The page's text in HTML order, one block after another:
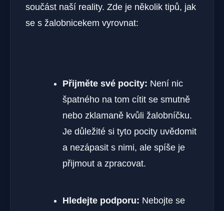
součást naší reality. Zde je několik tipů, jak
se s žalobnicekem vyrovnat:
Přijměte své pocity: Není nic
špatného na tom cítit se smutně
nebo zklamaně kvůli žalobníčku.
Je důležité si tyto pocity uvědomit
a nezápasit s nimi, ale spíše je
přijmout a zpracovat.
Hledejte podporu: Nebojte se